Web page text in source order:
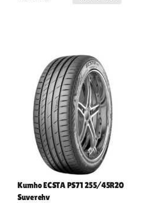
Kumho ECSTA PS71 255/45R20
Suverehv